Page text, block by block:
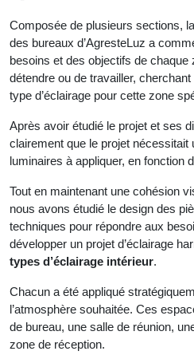
Composée de plusieurs sections,
des bureaux d’AgresteLuz a
besoins et des objectifs de chaque
détendre ou de travailler,
type d’éclairage pour cette zone
Après avoir étudié le projet et ses
clairement que le projet nécessitait
luminaires à appliquer, en fonction
Tout en maintenant une cohésion
nous avons étudié le design des
techniques pour répondre aux
développer un projet d’éclairage
types d’éclairage intérieur.
Chacun a été appliqué
l’atmosphère souhaitée. Ces
de bureau, une salle de réunion,
zone de réception.